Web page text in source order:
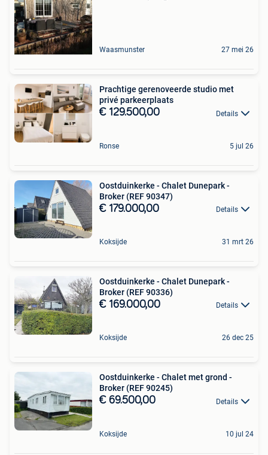
Waasmunster 27 mei 26
Prachtige gerenoveerde studio met
privé parkeerplaats
€ 129.500,00 Details
Ronse 5 jul 26
Oostduinkerke - Chalet Dunepark -
Broker (REF 90347)
€ 179.000,00 Details
Koksijde 31 mrt 26
Oostduinkerke - Chalet Dunepark -
Broker (REF 90336)
€ 169.000,00 Details
Koksijde 26 dec 25
Oostduinkerke - Chalet met grond -
Broker (REF 90245)
€ 69.500,00 Details
Koksijde 10 jul 24